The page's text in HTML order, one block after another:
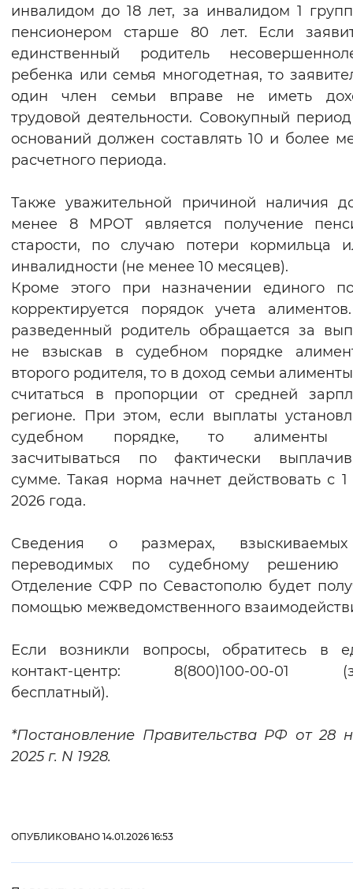
инвалидом до 18 лет, за инвалидом 1
пенсионером старше 80 лет. Если
единственный родитель
ребенка или семья многодетная, то
один член семьи вправе не иметь
трудовой деятельности. Совокупный
оснований должен составлять 10 и более
расчетного периода.
Также уважительной причиной наличия
менее 8 МРОТ является получение
старости, по случаю потери кормильца
инвалидности (не менее 10 месяцев).
Кроме этого при назначении единого
корректируется порядок учета
разведенный родитель обращается за
не взыскав в судебном порядке
второго родителя, то в доход семьи
считаться в пропорции от средней
регионе. При этом, если выплаты
судебном порядке, то алименты
засчитываться по фактически
сумме. Такая норма начнет действовать с
2026 года.
Сведения о размерах,
переводимых по судебному решению
Отделение СФР по Севастополю будет
помощью межведомственного
Если возникли вопросы, обратитесь в
контакт-центр: 8(800)100-00-01
бесплатный).
*Постановление Правительства РФ от 28
2025 г. N 1928.
ОПУБЛИКОВАНО 14.01.2026 16:53